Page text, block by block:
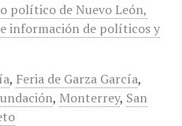
político de Nuevo León,
información de políticos y
, Feria de Garza García,
, Monterrey, San